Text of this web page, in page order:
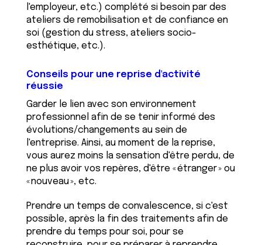
l'employeur, etc.) complété si besoin par des
ateliers de remobilisation et de confiance en
soi (gestion du stress, ateliers socio-
esthétique, etc.).
Conseils pour une reprise d'activité
réussie
Garder le lien avec son environnement
professionnel afin de se tenir informé des
évolutions/changements au sein de
l'entreprise. Ainsi, au moment de la reprise,
vous aurez moins la sensation d'être perdu, de
ne plus avoir vos repères, d'être « étranger » ou
« nouveau », etc.
Prendre un temps de convalescence, si c'est
possible, après la fin des traitements afin de
prendre du temps pour soi, pour se